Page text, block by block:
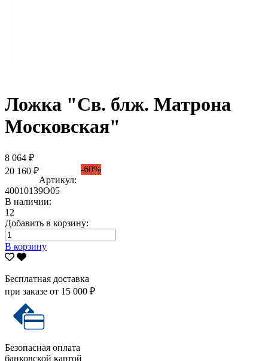
Ложка "Св. блж. Матрона
Московская"
8 064 ₽
20 160 ₽
-60%
Артикул:
40010139О05
В наличии:
12
Добавить в корзину:
В корзину
Бесплатная доставка
при заказе от 15 000 ₽
Безопасная оплата
банковской картой